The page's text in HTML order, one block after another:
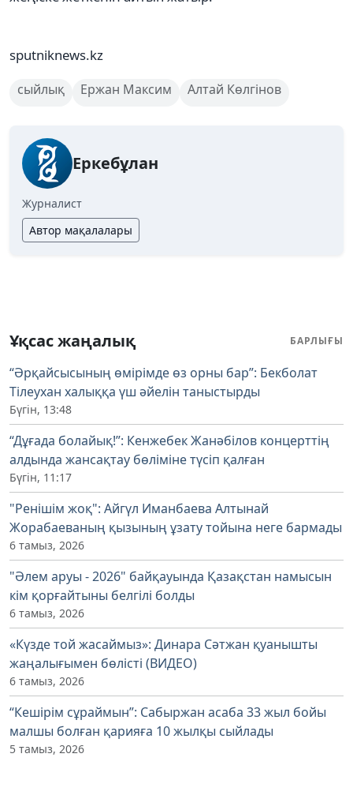
sputniknews.kz
сыйлық Ержан Максим Алтай Көлгінов
Еркебұлан
Журналист
Автор мақалалары
Ұқсас жаңалық БАРЛЫҒЫ
“Әрқайсысының өмірімде өз орны бар”: Бекболат
Тілеухан халыққа үш әйелін таныстырды
Бүгін, 13:48
“Дұғада болайық!”: Кенжебек Жанәбілов концерттің
алдында жансақтау бөліміне түсіп қалған
Бүгін, 11:17
"Ренішім жоқ": Айгүл Иманбаева Алтынай
Жорабаеваның қызының ұзату тойына неге бармады
6 тамыз, 2026
"Әлем аруы - 2026" байқауында Қазақстан намысын
кім қорғайтыны белгілі болды
6 тамыз, 2026
«Күзде той жасаймыз»: Динара Сәтжан қуанышты
жаңалығымен бөлісті (ВИДЕО)
6 тамыз, 2026
“Кешірім сұраймын”: Сабыржан асаба 33 жыл бойы
малшы болған қарияға 10 жылқы сыйлады
5 тамыз, 2026